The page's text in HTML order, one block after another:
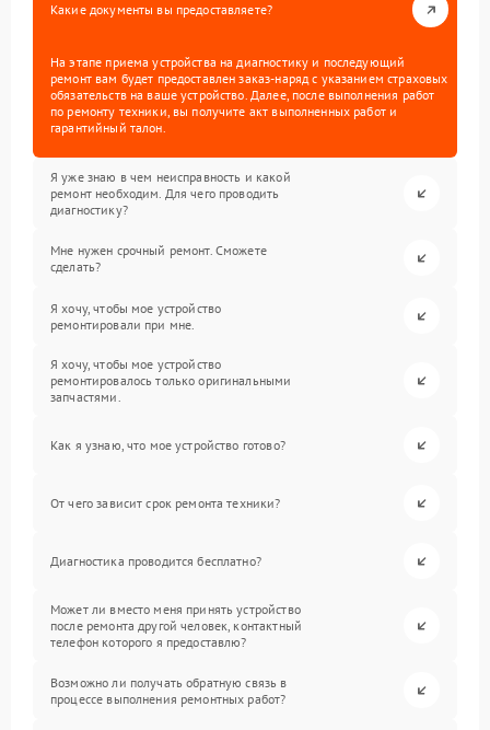
Какие документы вы предоставляете?
На этапе приема устройства на диагностику и последующий
ремонт вам будет предоставлен заказ-наряд с указанием страховых
обязательств на ваше устройство. Далее, после выполнения работ
по ремонту техники, вы получите акт выполненных работ и
гарантийный талон.
Я уже знаю в чем неисправность и какой
ремонт необходим. Для чего проводить
диагностику?
Мне нужен срочный ремонт. Сможете
сделать?
Я хочу, чтобы мое устройство
ремонтировали при мне.
Я хочу, чтобы мое устройство
ремонтировалось только оригинальными
запчастями.
Как я узнаю, что мое устройство готово?
От чего зависит срок ремонта техники?
Диагностика проводится бесплатно?
Может ли вместо меня принять устройство
после ремонта другой человек, контактный
телефон которого я предоставлю?
Возможно ли получать обратную связь в
процессе выполнения ремонтных работ?